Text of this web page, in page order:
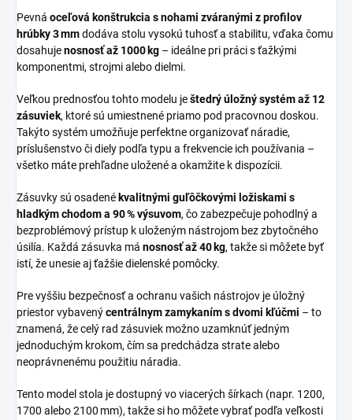
Pevná oceľová konštrukcia s nohami zváranými z profilov
hrúbky 3 mmdodáva stolu vysokú tuhosť a stabilitu, vďaka čomu
dosahujenosnosť až 1000 kg – ideálne pri práci s ťažkými
komponentmi, strojmi alebo dielmi.
Veľkou prednosťou tohto modelu ještedrý úložný systém až 12
zásuviek, ktoré sú umiestnené priamo pod pracovnou doskou.
Takýto systém umožňuje perfektne organizovať náradie,
príslušenstvo či diely podľa typu a frekvencie ich používania –
všetko máte prehľadne uložené a okamžite k dispozícii.
Zásuvky sú osadené kvalitnými guľôčkovými ložiskami s
hladkým chodom a 90 % výsuvom, čo zabezpečuje pohodlný a
bezproblémový prístup k uloženým nástrojom bez zbytočného
úsilía. Každá zásuvka má nosnosť až 40 kg, takže si môžete byť
istí, že unesie aj ťažšie dielenské pomôcky.
Pre vyššiu bezpečnosť a ochranu vašich nástrojov je úložný
priestor vybavenýcentrálnym zamykaním s dvomi kľúčmi – to
znamená, že celý rad zásuviek možno uzamknúť jedným
jednoduchým krokom, čím sa predchádza strate alebo
neoprávnenému použitiu náradia.
Tento model stola je dostupný vo viacerých šírkach (napr. 1200,
1700 alebo 2100 mm), takže si ho môžete vybrať podľa veľkosti